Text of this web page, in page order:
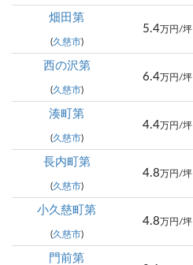
畑田第
(久慈市)
5.4万円/坪
西の沢第
(久慈市)
6.4万円/坪
湊町第
(久慈市)
4.4万円/坪
長内町第
(久慈市)
4.8 万円/坪
小久慈町第
(久慈市)
4.8 万円/坪
門前第